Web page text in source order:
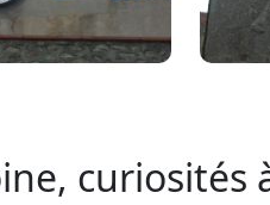
curiosités